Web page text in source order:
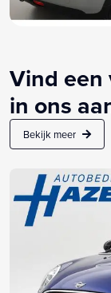
Vind een
in ons
Bekijk meer